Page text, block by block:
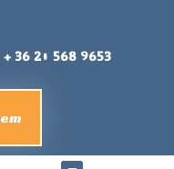
+ 36 20 568 9653